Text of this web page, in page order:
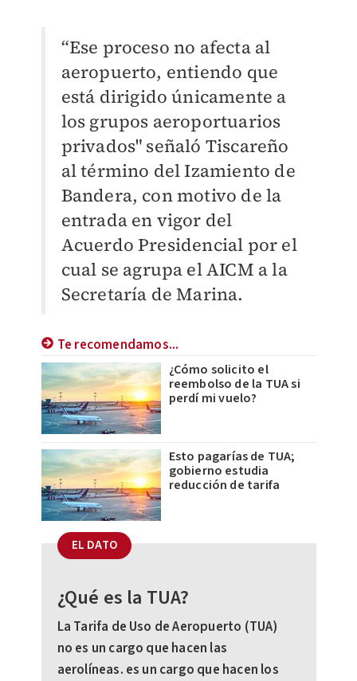
“Ese proceso no afecta al
aeropuerto, entiendo que
está dirigido únicamente a
los grupos aeroportuarios
privados" señaló Tiscareño
al término del Izamiento de
Bandera, con motivo de la
entrada en vigor del
Acuerdo Presidencial por el
cual se agrupa el AICM a la
Secretaría de Marina.
Te recomendamos...
¿Cómo solicito el
reembolso de la TUA si
perdí mi vuelo?
Esto pagarías de TUA;
gobierno estudia
reducción de tarifa
EL DATO
¿Qué es la TUA?
La Tarifa de Uso de Aeropuerto (TUA)
no es un cargo que hacen las
aerolíneas. es un cargo que hacen los